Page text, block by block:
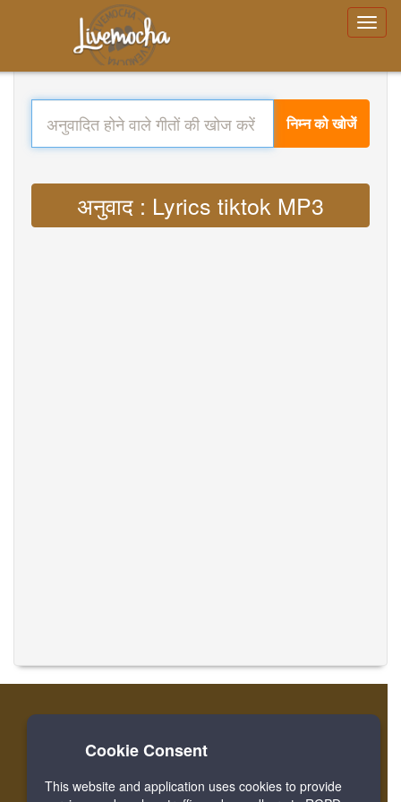
निम्न को खोजें
अनुवाद : Lyrics tiktok MP3
लॉग इन करें रजिस्टर करें
Facebook Twitter Bookmark
Cookie Consent
This website and application uses cookies to provide